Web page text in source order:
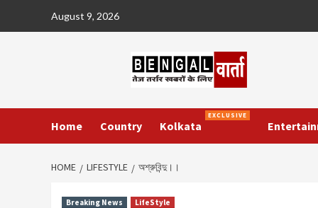
August 9, 2026
Home Country Kolkata
EXCLUSIVE
HOME LIFESTYLE অশ্রুবিন্দু।।
Breaking News LifeStyle